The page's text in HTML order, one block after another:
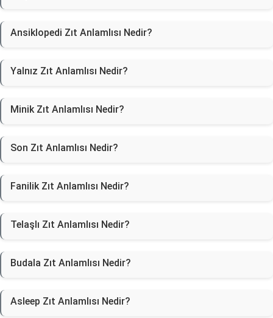
Ansiklopedi Zıt Anlamlısı Nedir?
Yalnız Zıt Anlamlısı Nedir?
Minik Zıt Anlamlısı Nedir?
Son Zıt Anlamlısı Nedir?
Fanilik Zıt Anlamlısı Nedir?
Telaşlı Zıt Anlamlısı Nedir?
Budala Zıt Anlamlısı Nedir?
Asleep Zıt Anlamlısı Nedir?